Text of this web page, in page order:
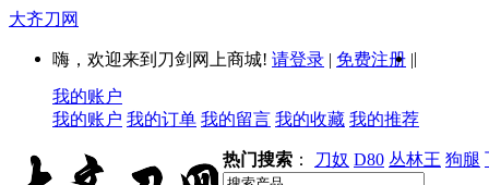
大齐刀网
嗨，欢迎来到刀剑网上商城! 请登录 | 免费注册 ||
我的账户
我的账户 我的订单 我的留言 我的收藏 我的推荐
热门搜索 ： 刀奴 D80 丛林王 狗腿